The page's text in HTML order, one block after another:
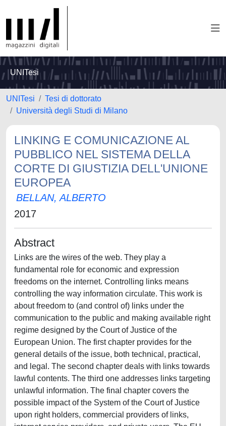
UNITesi
UNITesi
Tesi di dottorato
Università degli Studi di Milano
LINKING E COMUNICAZIONE AL
PUBBLICO NEL SISTEMA DELLA
CORTE DI GIUSTIZIA DELL'UNIONE
EUROPEA
BELLAN, ALBERTO
2017
Abstract
Links are the wires of the web. They play a
fundamental role for economic and expression
freedoms on the internet. Controlling links means
controlling the way information circulate. This work is
about freedom to (and control of) links under the
communication to the public and making available right
regime designed by the Court of Justice of the
European Union. The first chapter provides for the
general details of the issue, both technical, practical,
and legal. The second chapter deals with links towards
lawful contents. The third one addresses links targeting
unlawful information. The final chapter covers the
possible impact of the System of the Court of Justice
upon right holders, commercial providers of links,